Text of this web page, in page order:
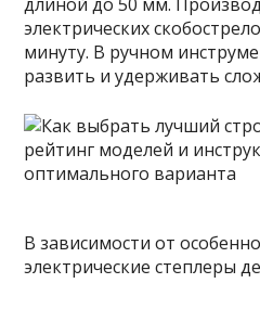
электрических
минуту. В ручном
развить и удерживать
В зависимости от
электрические степлеры